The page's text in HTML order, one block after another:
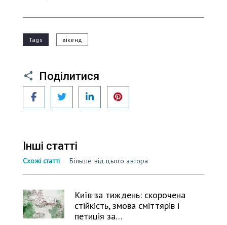
Tags вікенд
Поділитися
FacebookTwitter LinkedIn
Інші статті
Схожі статті Більше від цього автора
Київ за тиждень: скорочена
стійкість, змова сміттярів і
петиція за…